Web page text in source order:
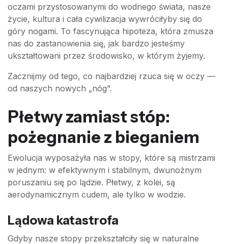
oczami przystosowanymi do wodnego świata, nasze
życie, kultura i cała cywilizacja wywróciłyby się do
góry nogami. To fascynująca hipoteza, która zmusza
nas do zastanowienia się, jak bardzo jesteśmy
ukształtowani przez środowisko, w którym żyjemy.
Zacznijmy od tego, co najbardziej rzuca się w oczy —
od naszych nowych „nóg”.
Płetwy zamiast stóp:
pożegnanie z bieganiem
Ewolucja wyposażyła nas w stopy, które są mistrzami
w jednym: w efektywnym i stabilnym, dwunożnym
poruszaniu się po lądzie. Płetwy, z kolei, są
aerodynamicznym cudem, ale tylko w wodzie.
Lądowa katastrofa
Gdyby nasze stopy przekształciły się w naturalne